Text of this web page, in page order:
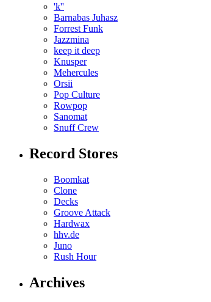
'k''
Barnabas Juhasz
Forrest Funk
Jazzmina
keep it deep
Knusper
Mehercules
Orsii
Pop Culture
Rowpop
Sanomat
Snuff Crew
Record Stores
Boomkat
Clone
Decks
Groove Attack
Hardwax
hhv.de
Juno
Rush Hour
Archives